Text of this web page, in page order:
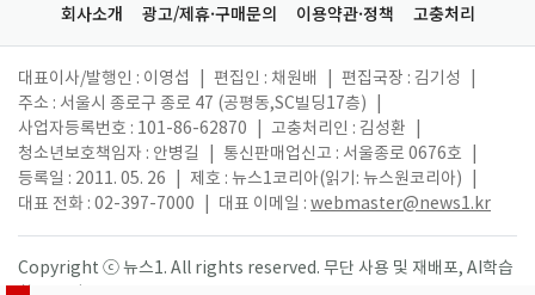
회사소개 광고/제휴·구매문의 이용약관·정책 고충처리
대표이사/발행인 : 이영섭 편집인 : 채원배 편집국장 : 김기성
주소 : 서울시 종로구 종로 47 (공평동,SC빌딩17층)
사업자등록번호 : 101-86-62870
고충처리인 : 김성환
청소년보호책임자 : 안병길
통신판매업신고 : 서울종로 0676호
등록일 : 2011. 05. 26
제호 : 뉴스1코리아(읽기: 뉴스원코리아)
대표 전화 : 02-397-7000
대표 이메일 : webmaster@news1.kr
Copyright ⓒ 뉴스1. All rights reserved. 무단 사용 및 재배포, AI학습